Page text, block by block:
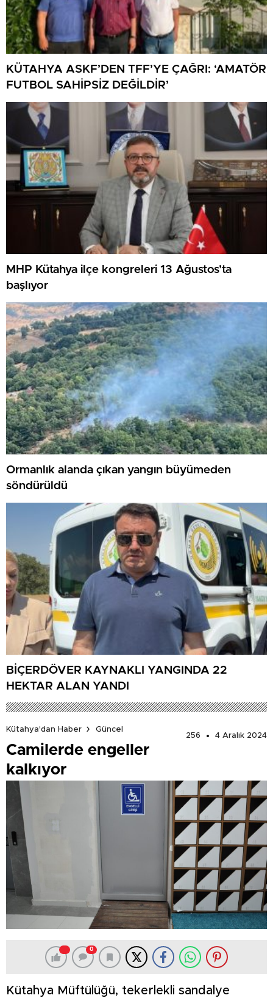
KÜTAHYA ASKF’DEN TFF’YE ÇAĞRI: ‘AMATÖR
FUTBOL SAHİPSİZ DEĞİLDİR’
MHP Kütahya ilçe kongreleri 13 Ağustos’ta
başlıyor
Ormanlık alanda çıkan yangın büyümeden
söndürüldü
BİÇERDÖVER KAYNAKLI YANGINDA 22
HEKTAR ALAN YANDI
Kütahya'dan Haber
Güncel
256
4 Aralık 2024
Camilerde engeller
kalkıyor
0
Kütahya Müftülüğü, tekerlekli sandalye